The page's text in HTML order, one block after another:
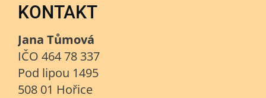
KONTAKT
Jana Tůmová
IČO 464 78 337
Pod lipou 1495
508 01 Hořice